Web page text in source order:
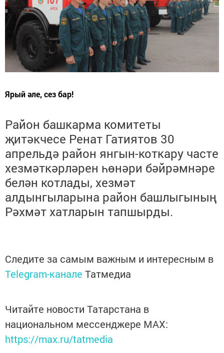
Ярый әле, сез бар!
Район башкарма комитеты
җитәкчесе Ренат Гатиятов 30
апрельдә район янгын-коткару часте
хезмәткәрләрен һөнәри бәйрәмнәре
белән котлады, хезмәт
алдынгыларына район башлыгының
Рәхмәт хатларын тапшырды.
Следите за самым важным и интересным в
Telegram-канале Татмедиа
Читайте новости Татарстана в
национальном мессенджере MАХ:
https://max.ru/tatmedia